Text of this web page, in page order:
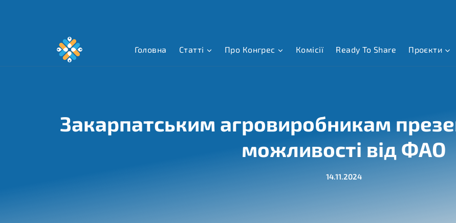
Головна Статті Про Конгрес Комісії Ready To Share Проєкти
Закарпатським агровиробникам
можливості від ФАО
14.11.2024